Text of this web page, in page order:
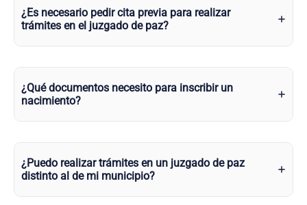
¿Es necesario pedir cita previa para realizar
trámites en el juzgado de paz?
¿Qué documentos necesito para inscribir un
nacimiento?
¿Puedo realizar trámites en un juzgado de paz
distinto al de mi municipio?